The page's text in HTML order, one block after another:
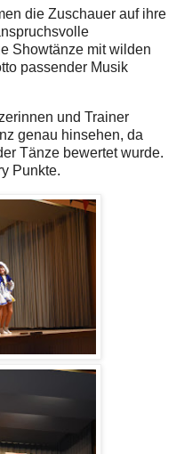
die Zuschauer auf ihre
Showtänze mit wilden
passender Musik
und Trainer
genau hinsehen, da
Tänze bewertet wurde.
Punkte.